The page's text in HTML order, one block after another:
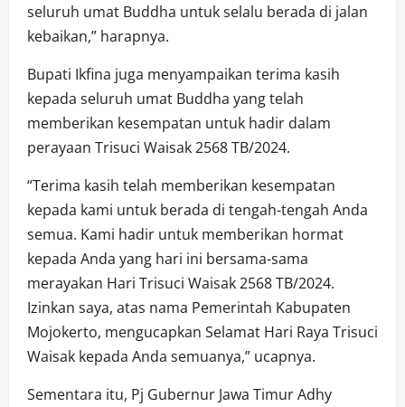
seluruh umat Buddha untuk selalu berada di jalan
kebaikan,” harapnya.
Bupati Ikfina juga menyampaikan terima kasih
kepada seluruh umat Buddha yang telah
memberikan kesempatan untuk hadir dalam
perayaan Trisuci Waisak 2568 TB/2024.
“Terima kasih telah memberikan kesempatan
kepada kami untuk berada di tengah-tengah Anda
semua. Kami hadir untuk memberikan hormat
kepada Anda yang hari ini bersama-sama
merayakan Hari Trisuci Waisak 2568 TB/2024.
Izinkan saya, atas nama Pemerintah Kabupaten
Mojokerto, mengucapkan Selamat Hari Raya Trisuci
Waisak kepada Anda semuanya,” ucapnya.
Sementara itu, Pj Gubernur Jawa Timur Adhy